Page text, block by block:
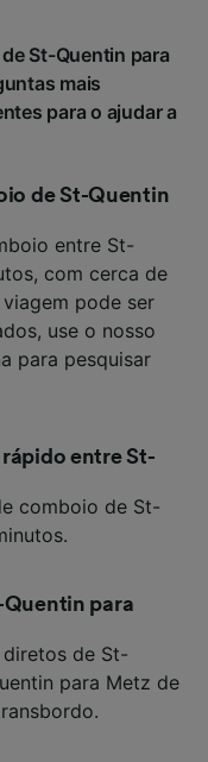
St-Quentin para
mais
para o ajudar a
de St-Quentin
entre St-
com cerca de
pode ser
use o nosso
para pesquisar
entre St-
comboio de St-
Quentin para
de St-
para Metz de